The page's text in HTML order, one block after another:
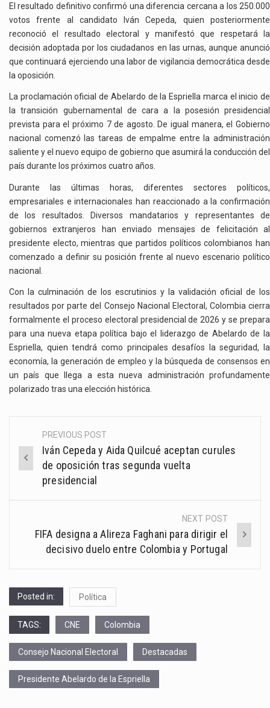
El resultado definitivo confirmó una diferencia cercana a los 250.000
votos frente al candidato Iván Cepeda, quien posteriormente
reconoció el resultado electoral y manifestó que respetará la
decisión adoptada por los ciudadanos en las urnas, aunque anunció
que continuará ejerciendo una labor de vigilancia democrática desde
la oposición.
La proclamación oficial de Abelardo de la Espriella marca el inicio de
la transición gubernamental de cara a la posesión presidencial
prevista para el próximo 7 de agosto. De igual manera, el Gobierno
nacional comenzó las tareas de empalme entre la administración
saliente y el nuevo equipo de gobierno que asumirá la conducción del
país durante los próximos cuatro años.
Durante las últimas horas, diferentes sectores políticos,
empresariales e internacionales han reaccionado a la confirmación
de los resultados. Diversos mandatarios y representantes de
gobiernos extranjeros han enviado mensajes de felicitación al
presidente electo, mientras que partidos políticos colombianos han
comenzado a definir su posición frente al nuevo escenario político
nacional.
Con la culminación de los escrutinios y la validación oficial de los
resultados por parte del Consejo Nacional Electoral, Colombia cierra
formalmente el proceso electoral presidencial de 2026 y se prepara
para una nueva etapa política bajo el liderazgo de Abelardo de la
Espriella, quien tendrá como principales desafíos la seguridad, la
economía, la generación de empleo y la búsqueda de consensos en
un país que llega a esta nueva administración profundamente
polarizado tras una elección histórica.
Post
navigation
PREVIOUS POST
Iván Cepeda y Aida Quilcué aceptan curules
de oposición tras segunda vuelta
presidencial
NEXT POST
FIFA designa a Alireza Faghani para dirigir el
decisivo duelo entre Colombia y Portugal
Posted in: Política
TAGS: CNE Colombia
Consejo Nacional Electoral Destacadas
Presidente Abelardo de la Espriella